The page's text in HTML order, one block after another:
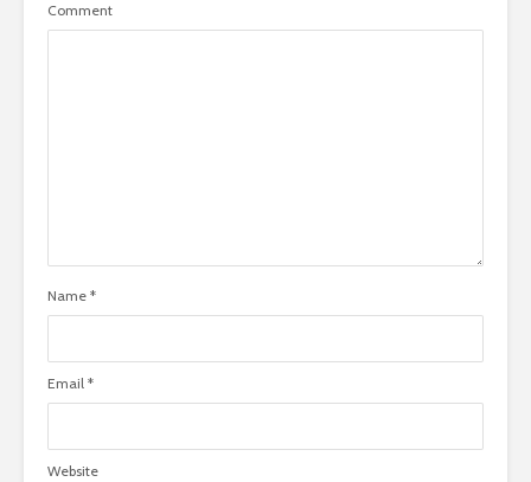
Comment
Name *
Email *
Website